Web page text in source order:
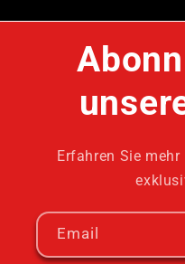
Erfahren Sie
Email